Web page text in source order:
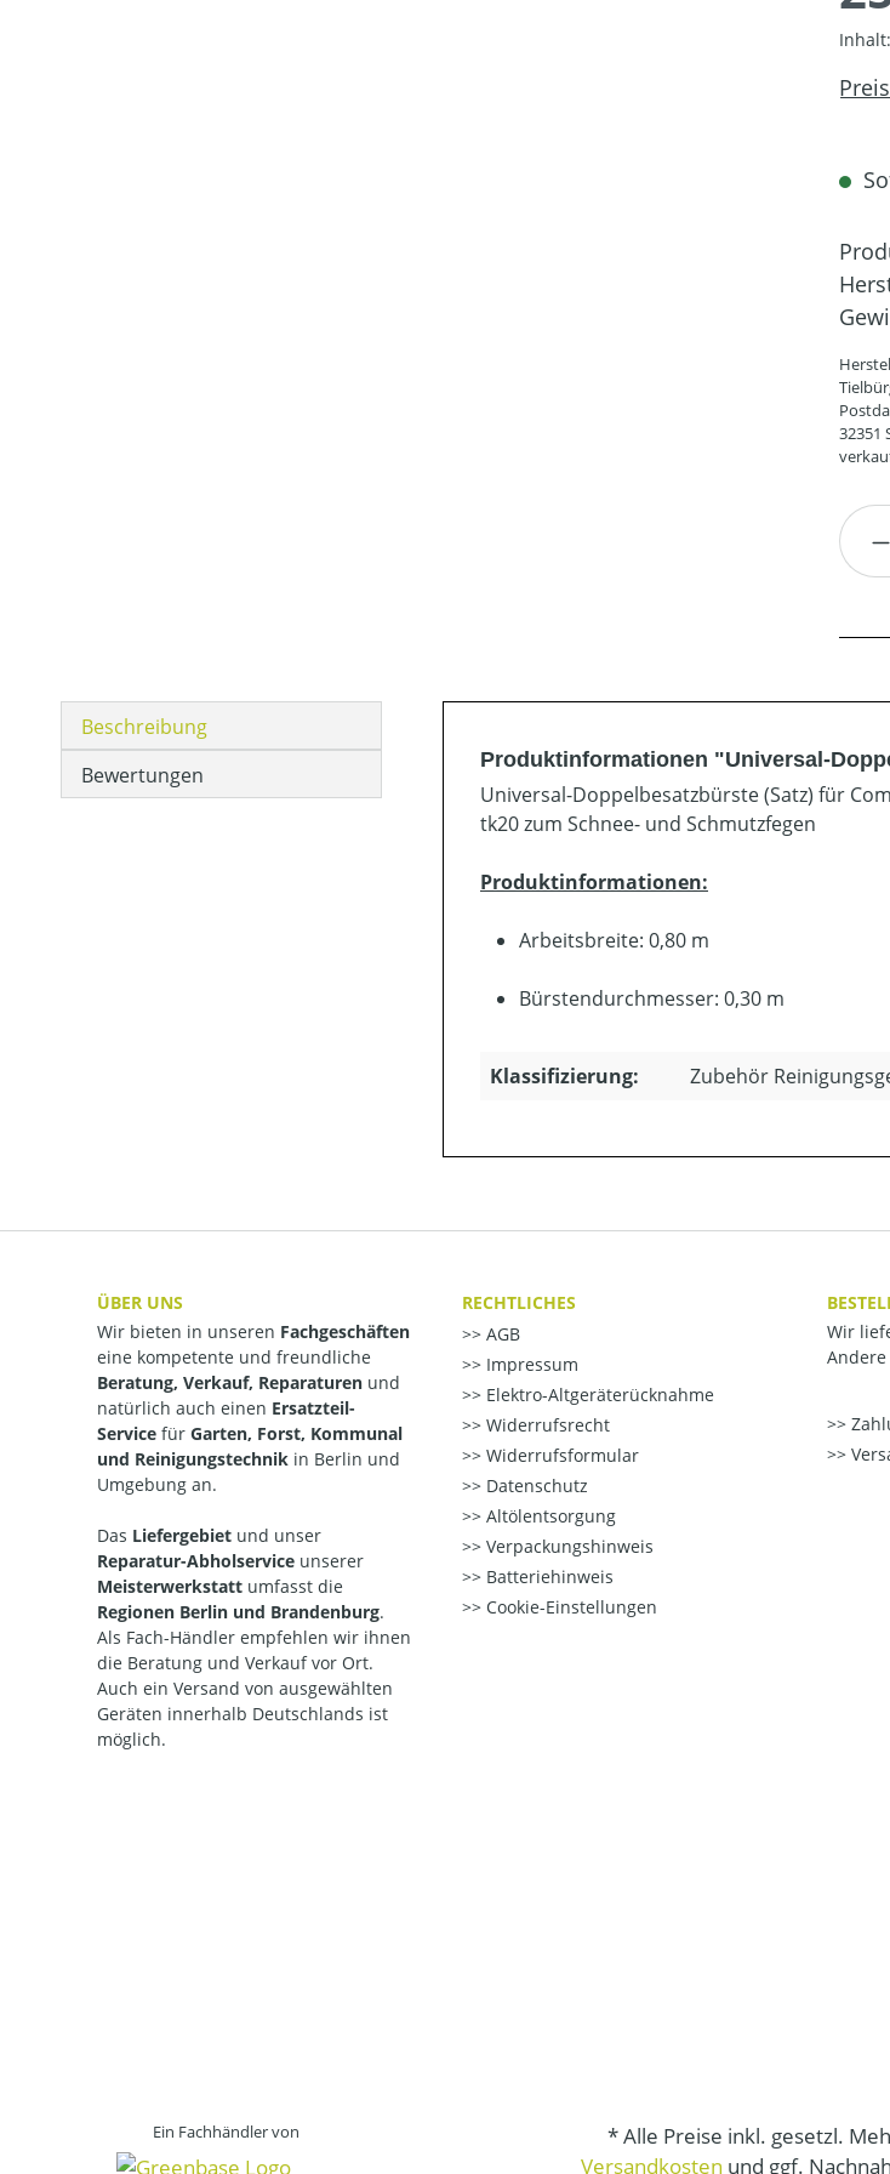
Inhalt:
32351
Beschreibung
Bewertungen
Produktinformationen "Universal-
Universal-Doppelbesatzbürste (Satz) für
tk20 zum Schnee- und Schmutzfegen
Produktinformationen:
Arbeitsbreite: 0,80 m
Bürstendurchmesser: 0,30 m
Klassifizierung: Zubehör
ÜBER UNS
Wir bieten in unseren Fachgeschäften
eine kompetente und freundliche
Beratung, Verkauf, Reparaturen und
natürlich auch einen Ersatzteil-
Service für Garten, Forst, Kommunal
und Reinigungstechnik in Berlin und
Umgebung an.
Das Liefergebiet und unser
Reparatur-Abholservice unserer
Meisterwerkstatt umfasst die
Regionen Berlin und Brandenburg.
Als Fach-Händler empfehlen wir ihnen
die Beratung und Verkauf vor Ort.
Auch ein Versand von ausgewählten
Geräten innerhalb Deutschlands ist
möglich.
RECHTLICHES
AGB
Impressum
Elektro-Altgeräterücknahme
Widerrufsrecht
Widerrufsformular
Datenschutz
Altölentsorgung
Verpackungshinweis
Batteriehinweis
Cookie-Einstellungen
Wir
Ein Fachhändler von
* Alle Preise inkl. gesetzl.
Versandkosten und ggf.